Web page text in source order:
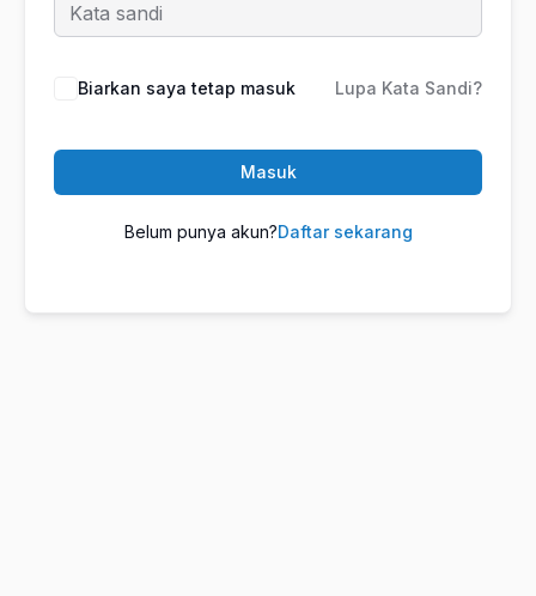
Biarkan saya tetap masuk Lupa Kata Sandi?
Masuk
Belum punya akun?Daftar sekarang